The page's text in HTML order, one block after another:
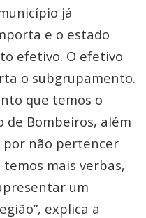
já
e o estado
efetivo. O efetivo
o subgrupamento.
que temos o
de Bombeiros, além
por não pertencer
temos mais verbas,
um
explica a